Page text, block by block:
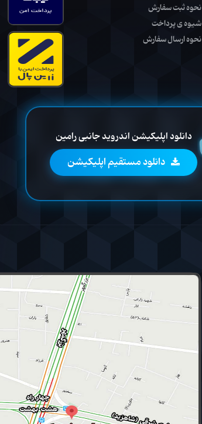
نحوه ثبت سفارش
شیوه ی پرداخت
نحوه ارسال سفارش
دانلود اپلیکیشن اندروید جانبی رامین
دانلود مستقیم اپلیکیشن